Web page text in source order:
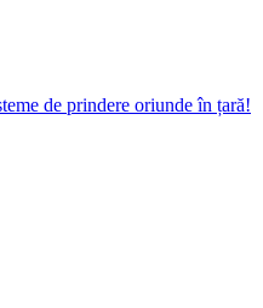
de prindere oriunde în țară!